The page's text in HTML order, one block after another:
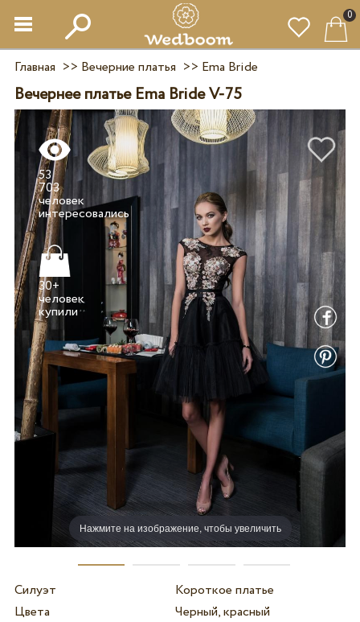
0
Главная >> Вечерние платья >> Ema Bride
Вечернее платье Ema Bride V-75
Нажмите на изображение, чтобы увеличить
53
703
человек
30+
человек
Силуэт
Короткое платье
Цвета
Черный, красный